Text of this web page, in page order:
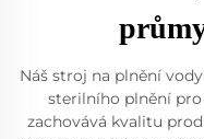
Náš stroj na plnění
sterilního plnění
zachovává kvalitu